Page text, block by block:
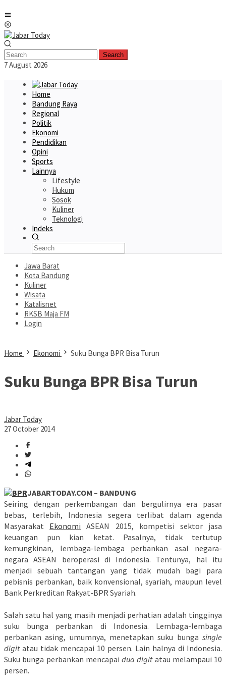
to
content
Search
7 August 2026
Home
Bandung Raya
Regional
Politik
Ekonomi
Pendidikan
Opini
Sports
Lainnya
Lifestyle
Hukum
Sosok
Kuliner
Teknologi
Indeks
Jawa Barat
Kota Bandung
Kuliner
Wisata
Katalisnet
RKSB Maja FM
Login
Home Ekonomi Suku Bunga BPR Bisa Turun
Suku Bunga BPR Bisa Turun
Jabar Today
27 October 2014
JABARTODAY.COM – BANDUNG
Seiring dengan perkembangan dan bergulirnya era pasar
bebas, terlebih, Indonesia segera terlibat dalam agenda
Masyarakat Ekonomi ASEAN 2015, kompetisi sektor jasa
keuangan pun kian ketat. Pasalnya, tidak tertutup
kemungkinan, lembaga-lembaga perbankan asal negara-
negara ASEAN beroperasi di Indonesia. Tentunya, hal itu
menjadi sebuah tantangan yang tidak mudah bagi para
pebisnis perbankan, baik konvensional, syariah, maupun level
Bank Perkreditan Rakyat-BPR Syariah.
Salah satu hal yang masih menjadi perhatian adalah tingginya
suku bunga perbankan di Indonesia. Lembaga-lembaga
perbankan asing, umumnya, menetapkan suku bunga single
digitatau tidak mencapai 10 persen. Lain halnya di Indonesia.
Suku bunga perbankan mencapai dua digitatau melampaui 10
persen.